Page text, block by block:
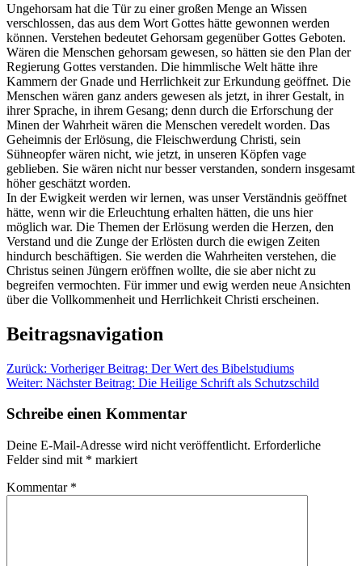
Ungehorsam hat die Tür zu einer großen Menge an Wissen
verschlossen, das aus dem Wort Gottes hätte gewonnen werden
können. Verstehen bedeutet Gehorsam gegenüber Gottes Geboten.
Wären die Menschen gehorsam gewesen, so hätten sie den Plan der
Regierung Gottes verstanden. Die himmlische Welt hätte ihre
Kammern der Gnade und Herrlichkeit zur Erkundung geöffnet. Die
Menschen wären ganz anders gewesen als jetzt, in ihrer Gestalt, in
ihrer Sprache, in ihrem Gesang; denn durch die Erforschung der
Minen der Wahrheit wären die Menschen veredelt worden. Das
Geheimnis der Erlösung, die Fleischwerdung Christi, sein
Sühneopfer wären nicht, wie jetzt, in unseren Köpfen vage
geblieben. Sie wären nicht nur besser verstanden, sondern insgesamt
höher geschätzt worden.
In der Ewigkeit werden wir lernen, was unser Verständnis geöffnet
hätte, wenn wir die Erleuchtung erhalten hätten, die uns hier
möglich war. Die Themen der Erlösung werden die Herzen, den
Verstand und die Zunge der Erlösten durch die ewigen Zeiten
hindurch beschäftigen. Sie werden die Wahrheiten verstehen, die
Christus seinen Jüngern eröffnen wollte, die sie aber nicht zu
begreifen vermochten. Für immer und ewig werden neue Ansichten
über die Vollkommenheit und Herrlichkeit Christi erscheinen.
Beitragsnavigation
Zurück: Vorheriger Beitrag: Der Wert des Bibelstudiums
Weiter: Nächster Beitrag: Die Heilige Schrift als Schutzschild
Schreibe einen Kommentar
Deine E-Mail-Adresse wird nicht veröffentlicht. Erforderliche
Felder sind mit * markiert
Kommentar *